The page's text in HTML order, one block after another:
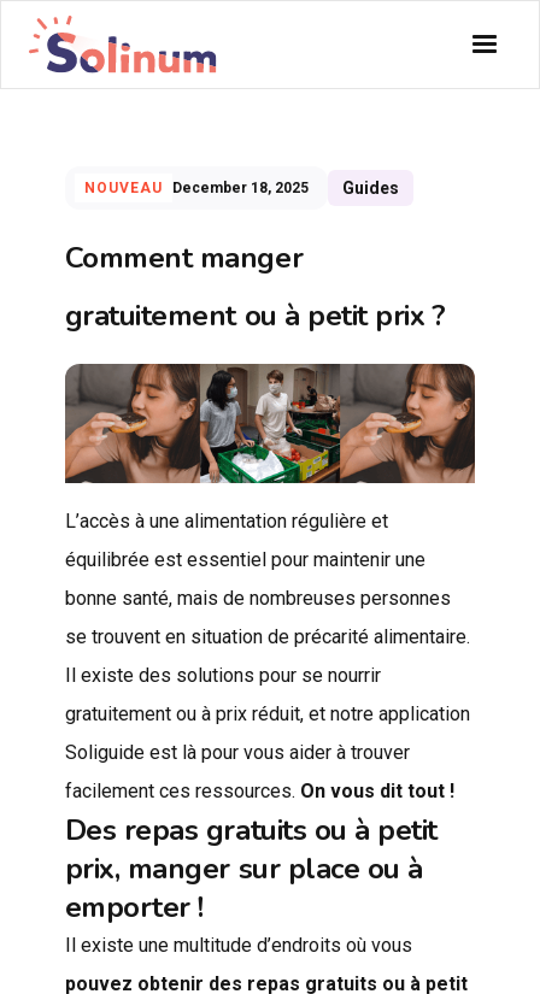
NOUVEAU December 18, 2025 Guides
Comment manger
gratuitement ou à petit prix ?
L’accès à une alimentation régulière et
équilibrée est essentiel pour maintenir une
bonne santé, mais de nombreuses personnes
se trouvent en situation de précarité alimentaire.
Il existe des solutions pour se nourrir
gratuitement ou à prix réduit, et notre application
Soliguide est là pour vous aider à trouver
facilement ces ressources. On vous dit tout !
Des repas gratuits ou à petit
prix, manger sur place ou à
emporter !
Il existe une multitude d’endroits où vous
pouvez obtenir des repas gratuits ou à petit